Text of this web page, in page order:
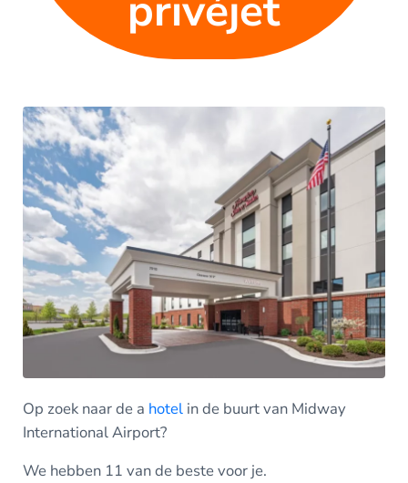
Op zoek naar de a hotelin de buurt van Midway
International Airport?
We hebben 11 van de beste voor je.